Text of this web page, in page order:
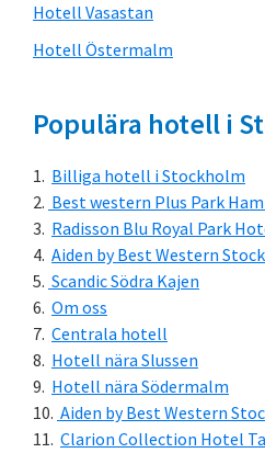
Hotell Vasastan
Hotell Östermalm
Populära hotell i
Billiga hotell i Stockholm
Best western Plus Park
Radisson Blu Royal Park
Aiden by Best Western
Scandic Södra Kajen
Om oss
Centrala hotell
Hotell nära Slussen
Hotell nära Södermalm
Aiden by Best Western
Clarion Collection Hotel